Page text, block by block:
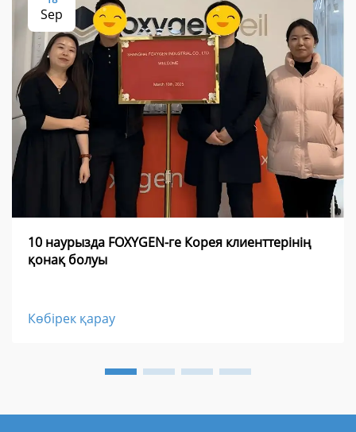
Sep
10 наурызда FOXYGEN-ге Корея клиенттерінің
қонақ болуы
Көбірек қарау